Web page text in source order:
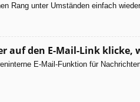
Rang unter Umständen einfach
auf den E-Mail-Link
E-Mail-Funktion für